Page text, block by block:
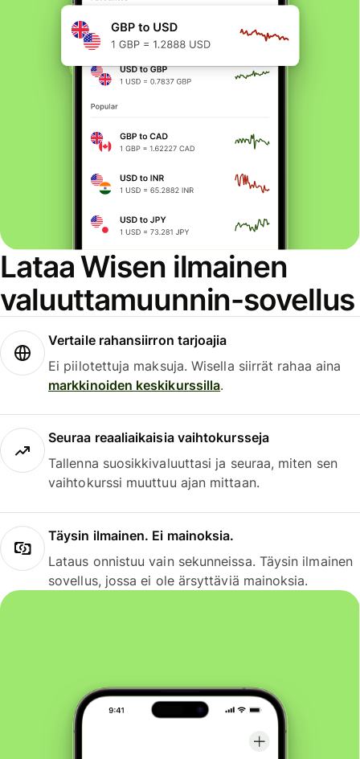
Lataa Wisen ilmainen
valuuttamuunnin-sovellus
Vertaile rahansiirron tarjoajia
Ei piilotettuja maksuja. Wisella siirrät rahaa aina
markkinoiden keskikurssilla.
Seuraa reaaliaikaisia vaihtokursseja
Tallenna suosikkivaluuttasi ja seuraa, miten sen
vaihtokurssi muuttuu ajan mittaan.
Täysin ilmainen. Ei mainoksia.
Lataus onnistuu vain sekunneissa. Täysin ilmainen
sovellus, jossa ei ole ärsyttäviä mainoksia.